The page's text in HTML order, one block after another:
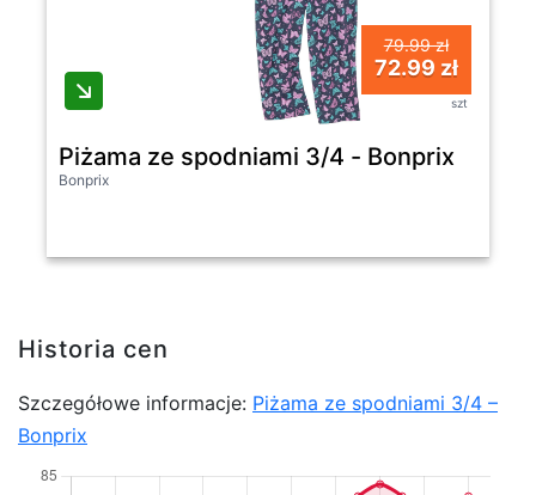
79.99 zł
72.99 zł
szt
Piżama ze spodniami 3/4 - Bonprix
Bonprix
Historia cen
Szczegółowe informacje: Piżama ze spodniami 3/4 –
Bonprix